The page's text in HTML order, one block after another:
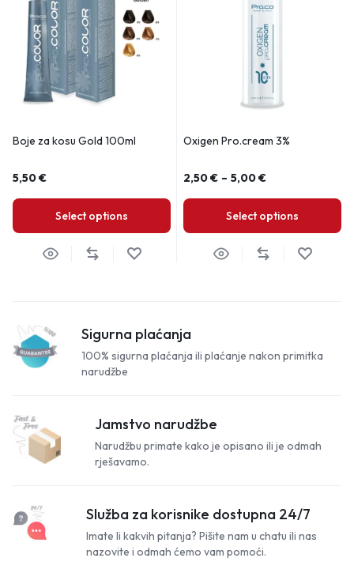
Boje za kosu Gold 100ml
5,50€
Select options
Oxigen Pro.cream 3%
2,50€ – 5,00€
Select options
Sigurna plaćanja
100% sigurna plaćanja ili plaćanje nakon primitka
narudžbe
Jamstvo narudžbe
Narudžbu primate kako je opisano ili je odmah
rješavamo.
Služba za korisnike dostupna 24/7
Imate li kakvih pitanja? Pišite nam u chatu ili nas
nazovite i odmah ćemo vam pomoći.